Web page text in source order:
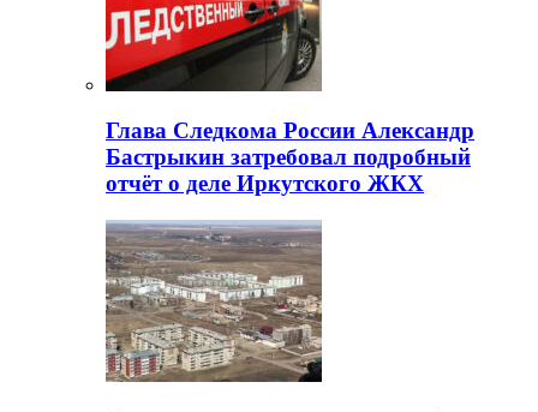
Глава Следкома России Александр
Бастрыкин затребовал подробный
отчёт о деле Иркутского ЖКХ